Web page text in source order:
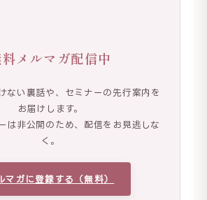
メルマガ配信中
ない裏話や、セミナーの先行案内を
お届けします。
は非公開のため、配信をお見逃しな
く。
マガに登録する（無料）